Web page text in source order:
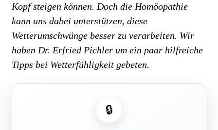
Kopf steigen können. Doch die Homöopathie
kann uns dabei unterstützen, diese
Wetterumschwünge besser zu verarbeiten. Wir
haben Dr. Erfried Pichler um ein paar hilfreiche
Tipps bei Wetterfühligkeit gebeten.
🔒